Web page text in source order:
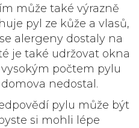
může také výrazně
pyl ze kůže a vlasů,
alergeny dostaly na
je také udržovat okna
počtem pylu
nedostal.
pylu může být
si mohli lépe